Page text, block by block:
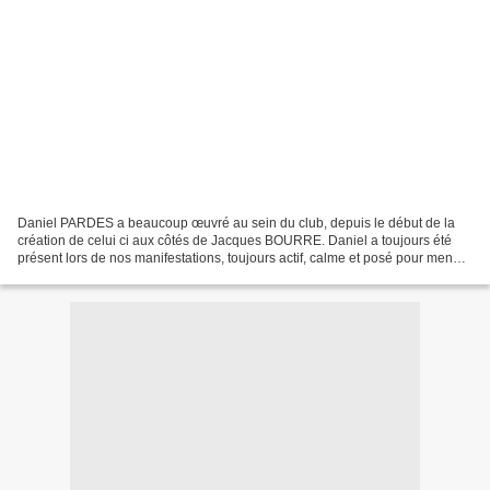
Daniel PARDES a beaucoup œuvré au sein du club, depuis le début de la
création de celui ci aux côtés de Jacques BOURRE. Daniel a toujours été
présent lors de nos manifestations, toujours actif, calme et posé pour mener